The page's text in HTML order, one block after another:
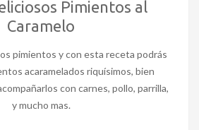
Pimientos al
Caramelo
pimientos y con esta receta podrás
acaramelados riquísimos, bien
con carnes, pollo, parrilla,
y mucho mas.